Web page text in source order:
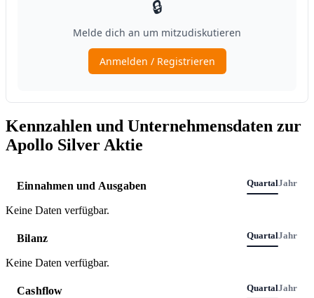
Kennzahlen und Unternehmensdaten zur
Apollo Silver Aktie
Einnahmen und Ausgaben QuartalJahr
Keine Daten verfügbar.
Bilanz QuartalJahr
Keine Daten verfügbar.
Cashflow QuartalJahr